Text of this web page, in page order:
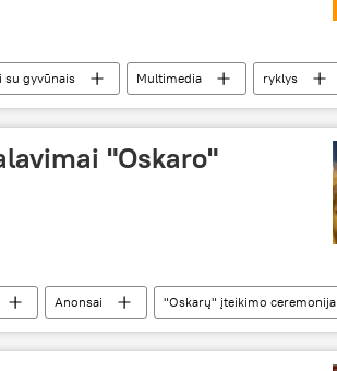
su gyvūnais Multimedia ryklys
"Oskaro"
Anonsai
"Oskarų" įteikimo ceremonija